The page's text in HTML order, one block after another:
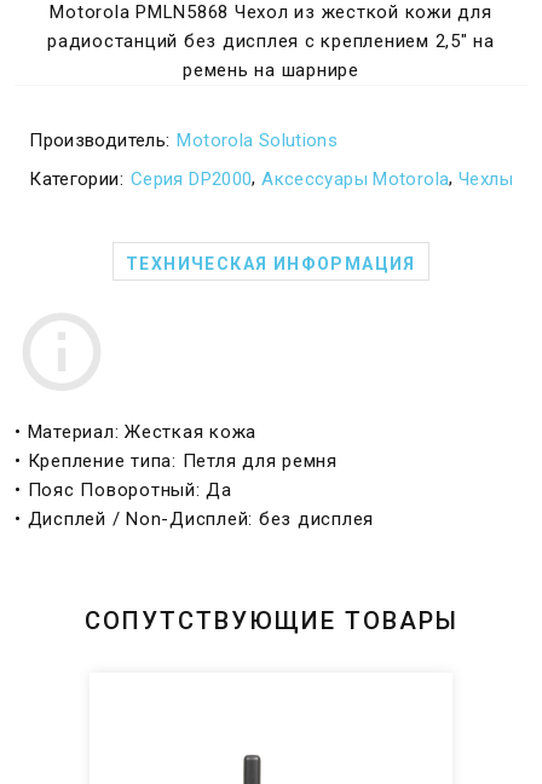
Motorola PMLN5868 Чехол из жесткой кожи для
радиостанций без дисплея с креплением 2,5″ на
ремень на шарнире
Производитель: Motorola Solutions
Категории: Серия DP2000,Аксессуары Motorola, Чехлы
ТЕХНИЧЕСКАЯ ИНФОРМАЦИЯ
• Материал: Жесткая кожа
• Крепление типа: Петля для ремня
• Пояс Поворотный: Да
• Дисплей / Non-Дисплей: без дисплея
СОПУТСТВУЮЩИЕ ТОВАРЫ